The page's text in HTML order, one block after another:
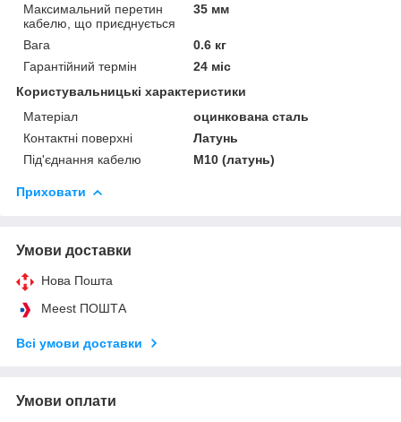
Максимальний перетин
кабелю, що приєднується
35 мм
Вага
0.6 кг
Гарантійний термін
24 міс
Користувальницькі характеристики
Матеріал
оцинкована сталь
Контактні поверхні
Латунь
Під'єднання кабелю
М10 (латунь)
Приховати
Умови доставки
Нова Пошта
Meest ПОШТА
Всі умови доставки
Умови оплати